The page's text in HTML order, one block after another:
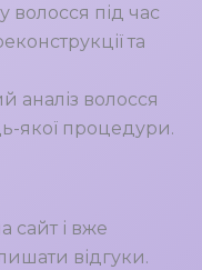
волосся під час
та
аналіз волосся
якої процедури.
сайт і вже
відгуки.